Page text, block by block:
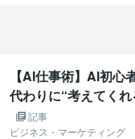
【AI仕事術】AI初心
代わりに“考えてく
記事
ビジネス・マーケティング